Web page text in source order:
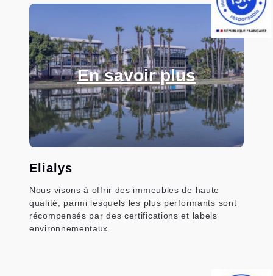
En savoir plus
Elialys
Nous visons à offrir des immeubles de haute
qualité, parmi lesquels les plus performants sont
récompensés par des certifications et labels
environnementaux.